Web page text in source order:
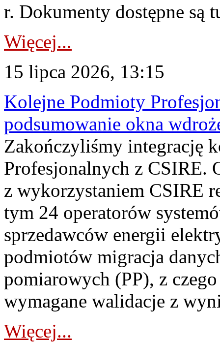
r. Dokumenty dostępne są
Więcej...
15 lipca 2026, 13:15
Kolejne Podmioty
podsumowanie okna
Zakończyliśmy integrację
Profesjonalnych z CSIRE.
z wykorzystaniem CSIRE
tym 24 operatorów
sprzedawców energii
podmiotów migracja
pomiarowych (PP), z
wymagane walidacje z
Więcej...